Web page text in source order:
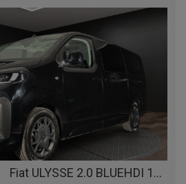
Fiat ULYSSE 2.0 BLUEHDI 180 CV AT8 L3 - 9 POSTI